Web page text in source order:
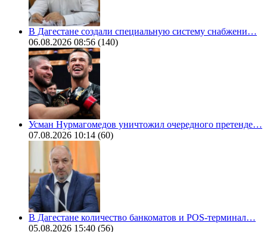
В Дагестане создали специальную систему снабжени…
06.08.2026 08:56 (140)
Усман Нурмагомедов уничтожил очередного претенде…
07.08.2026 10:14 (60)
В Дагестане количество банкоматов и POS-терминал…
05.08.2026 15:40 (56)